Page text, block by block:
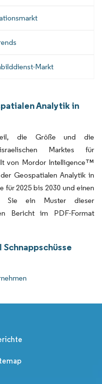
Markt
Analytik in
die Größe und die
Marktes für
von Mordor Intelligence™
Geospatialen Analytik in
für 2025 bis 2030 und einen
Sie ein Muster dieser
Bericht im PDF-Format